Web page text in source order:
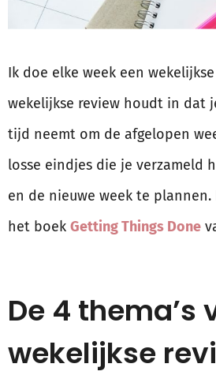
Ik doe elke week een
wekelijkse review houdt in dat
tijd neemt om de afgelopen
losse eindjes die je verzameld
en de nieuwe week te
het boek Getting Things Done
De 4 thema’s
wekelijkse